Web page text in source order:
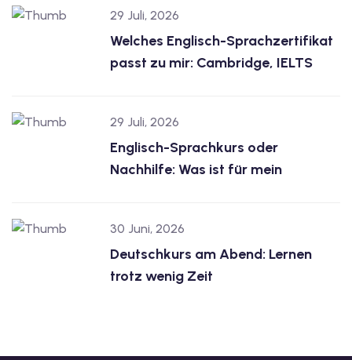
29 Juli, 2026
Welches Englisch-Sprachzertifikat
passt zu mir: Cambridge, IELTS
29 Juli, 2026
Englisch-Sprachkurs oder
Nachhilfe: Was ist für mein
30 Juni, 2026
Deutschkurs am Abend: Lernen
trotz wenig Zeit